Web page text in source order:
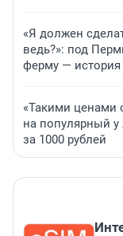
«Я должен
ведь?»: под
ферму — история
«Такими ценами
на популярный у
за 1000 рублей